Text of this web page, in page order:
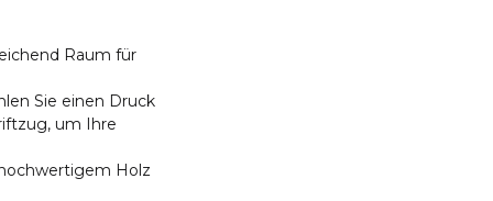
Raum für
Sie einen Druck
um Ihre
Holz